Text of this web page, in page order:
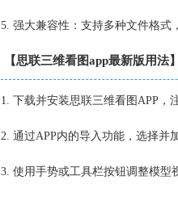
5. 强大兼容性：支持多种文件格式
【思联三维看图app最新版用法】
1. 下载并安装思联三维看图APP，
2. 通过APP内的导入功能，选择并
3. 使用手势或工具栏按钮调整模型